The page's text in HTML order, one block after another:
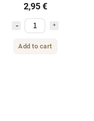
2,95 €
Add to cart